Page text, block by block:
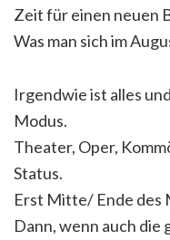
Zeit für einen neuen
Was man sich im
Irgendwie ist alles
Modus.
Theater, Oper,
Status.
Erst Mitte/ Ende des
Dann, wenn auch die